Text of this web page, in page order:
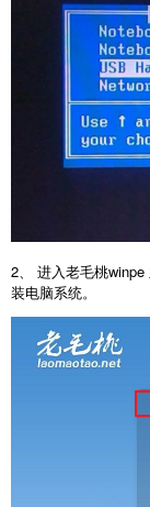
2、 进入老毛桃
装电脑系统。